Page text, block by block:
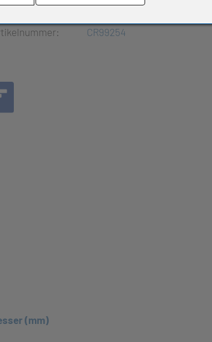
CR99254
(mm)